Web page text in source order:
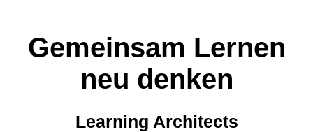
Gemeinsam Lernen
neu denken
Learning Architects